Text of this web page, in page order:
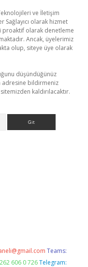
ve İletişim
Sağlayıcı olarak hizmet
proaktif olarak denetleme
Ancak, üyelerimiz
olup, siteye üye olarak
düşündüğünüz
adresine bildirmeniz
kaldırılacaktır.
Teams:
606 0 726 Telegram: